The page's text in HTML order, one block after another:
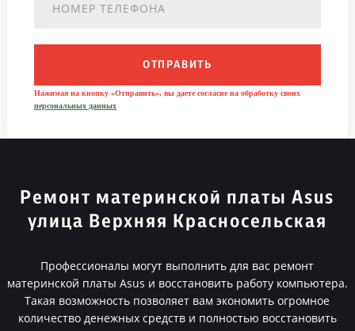
ОТПРАВИТЬ
Нажимая на кнопку «Отправить», вы даете согласие на обработку своих
персональных данных
Ремонт материнской платы Asus
улица Верхняя Красносельская
Профессионалы могут выполнить для вас ремонт
материнской платы Asus и восстановить работу компьютера.
Такая возможность позволяет вам экономить огромное
количество денежных средств и полностью восстановить